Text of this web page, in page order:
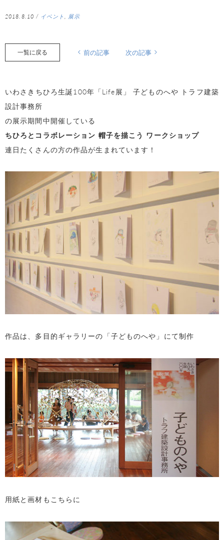
2018.8.10 / イベント, 展示
一覧に戻る 前の記事 次の記事
いわさきちひろ生誕100年「Life展」 子どものへや トラフ建築
設計事務所
の展示期間中開催している
ちひろとコラボレーション 帽子を描こう ワークショップ
連日たくさんの方の作品が生まれています！
作品は、多目的ギャラリーの「子どものへや」にて制作
用紙と画材もこちらに